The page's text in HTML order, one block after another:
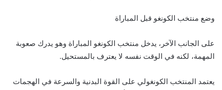
وضع منتخب الكونغو قبل المباراة
على الجانب الآخر، يدخل منتخب الكونغو المباراة وهو يدرك صعوبة
المهمة، لكنه في الوقت نفسه لا يعترف بالمستحيل.
يعتمد المنتخب الكونغولي على القوة البدنية والسرعة في الهجمات